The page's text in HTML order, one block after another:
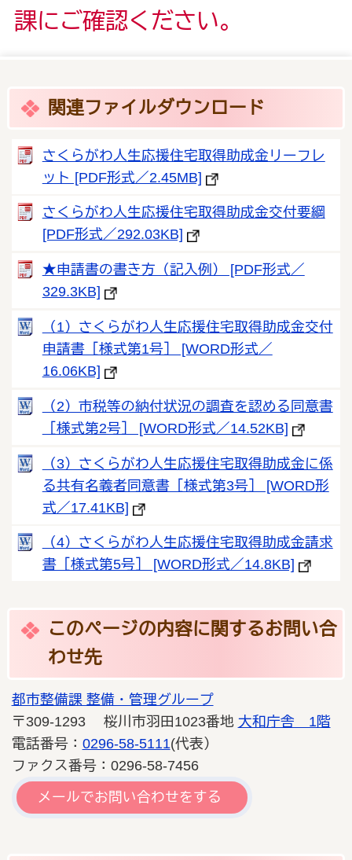
課にご確認ください。
関連ファイルダウンロード
さくらがわ人生応援住宅取得助成金リーフレ
ット [PDF形式／2.45MB]
さくらがわ人生応援住宅取得助成金交付要綱
[PDF形式／292.03KB]
★申請書の書き方（記入例） [PDF形式／
329.3KB]
（1）さくらがわ人生応援住宅取得助成金交付
申請書［様式第1号］ [WORD形式／
16.06KB]
（2）市税等の納付状況の調査を認める同意書
［様式第2号］ [WORD形式／14.52KB]
（3）さくらがわ人生応援住宅取得助成金に係
る共有名義者同意書［様式第3号］ [WORD形
式／17.41KB]
（4）さくらがわ人生応援住宅取得助成金請求
書［様式第5号］ [WORD形式／14.8KB]
このページの内容に関するお問い合
わせ先
都市整備課 整備・管理グループ
〒309-1293 桜川市羽田1023番地 大和庁舎 1階
電話番号： 0296-58-5111(代表）
ファクス番号：0296-58-7456
メールでお問い合わせをする